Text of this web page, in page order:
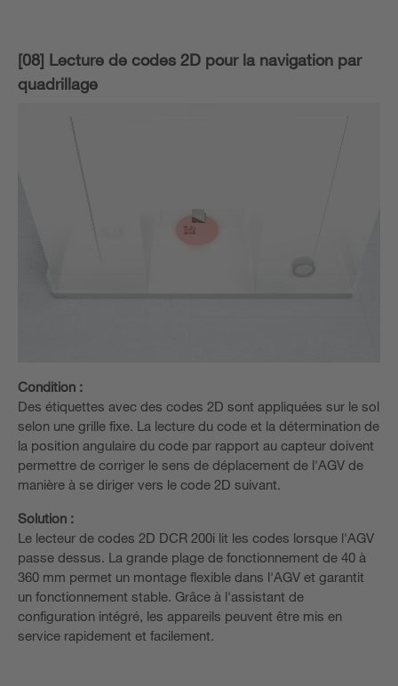
[08] Lecture de codes 2D pour la navigation par
quadrillage
Condition :
Des étiquettes avec des codes 2D sont appliquées sur le sol
selon une grille fixe. La lecture du code et la détermination de
la position angulaire du code par rapport au capteur doivent
permettre de corriger le sens de déplacement de l'AGV de
manière à se diriger vers le code 2D suivant.
Solution :
Le lecteur de codes 2D DCR 200i lit les codes lorsque l'AGV
passe dessus. La grande plage de fonctionnement de 40 à
360 mm permet un montage flexible dans l'AGV et garantit
un fonctionnement stable. Grâce à l'assistant de
configuration intégré, les appareils peuvent être mis en
service rapidement et facilement.